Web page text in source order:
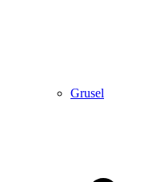
Grusel